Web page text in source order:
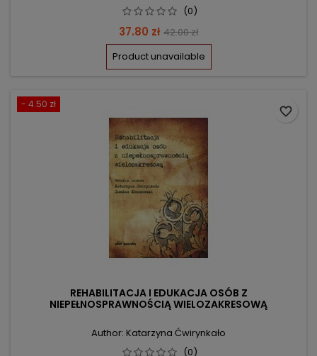
(0)
Price
37.80 zł Regular
price
42.00 zł
Product unavailable
- 4.50 zł
REHABILITACJA I EDUKACJA OSÓB Z
NIEPEŁNOSPRAWNOŚCIĄ WIELOZAKRESOWĄ
Author: Katarzyna Ćwirynkało
(0)
favorite_border